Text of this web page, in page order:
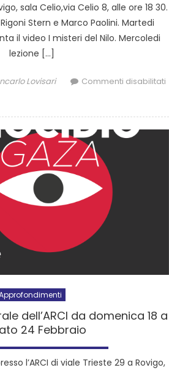
sala Celio,via Celio 8, alle ore 18 30.
Stern e Marco Paolini. Martedi
il video I misteri del Nilo. Mercoledi
lezione […]
Lovisari Commenti disabilitati
dell’ARCI da domenica 18 a
24 Febbraio
l’ARCI di viale Trieste 29 a Rovigo,